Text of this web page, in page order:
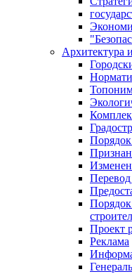
Архитектура
Перевод
Проект
Реклама